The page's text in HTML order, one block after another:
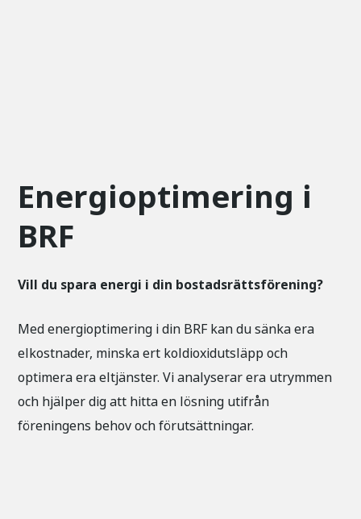
Energioptimering i
BRF
Vill du spara energi i din bostadsrättsförening?
Med energioptimering i din BRF kan du sänka era
elkostnader, minska ert koldioxidutsläpp och
optimera era eltjänster. Vi analyserar era utrymmen
och hjälper dig att hitta en lösning utifrån
föreningens behov och förutsättningar.